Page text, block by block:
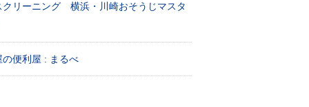
クリーニング 横浜・川崎おそうじマスタ
の便利屋 : まるべ